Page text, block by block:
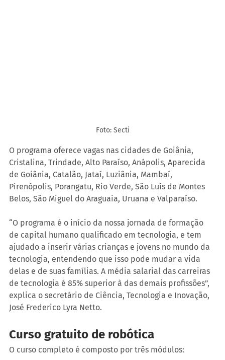
Foto: Secti
O programa oferece vagas nas cidades de Goiânia,
Cristalina, Trindade, Alto Paraíso, Anápolis, Aparecida
de Goiânia, Catalão, Jataí, Luziânia, Mambaí,
Pirenópolis, Porangatu, Rio Verde, São Luís de Montes
Belos, São Miguel do Araguaia, Uruana e Valparaíso.
“O programa é o início da nossa jornada de formação
de capital humano qualificado em tecnologia, e tem
ajudado a inserir várias crianças e jovens no mundo da
tecnologia, entendendo que isso pode mudar a vida
delas e de suas famílias. A média salarial das carreiras
de tecnologia é 85% superior à das demais profissões”,
explica o secretário de Ciência, Tecnologia e Inovação,
José Frederico Lyra Netto.
Curso gratuito de robótica
O curso completo é composto por três módulos: